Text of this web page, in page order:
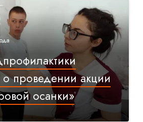
о проведении акции
осанки»